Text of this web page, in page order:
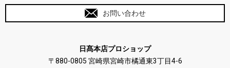
お問い合わせ
日髙本店プロショップ
〒880-0805 宮崎県宮崎市橘通東3丁目4-6